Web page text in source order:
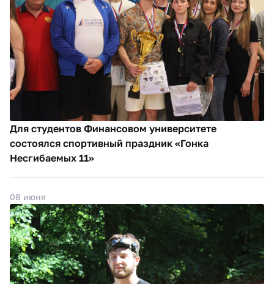
Для студентов Финансовом университете
состоялся спортивный праздник «Гонка
Несгибаемых 11»
08 июня